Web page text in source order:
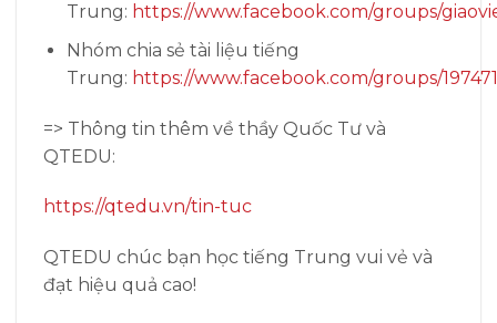
Trung: https://www.facebook.com/groups/
Nhóm chia sẻ tài liệu tiếng
Trung: https://www.facebook.com/groups/
=> Thông tin thêm về thầy Quốc Tư và
QTEDU:
https://qtedu.vn/tin-tuc
QTEDU chúc bạn học tiếng Trung vui vẻ và
đạt hiệu quả cao!